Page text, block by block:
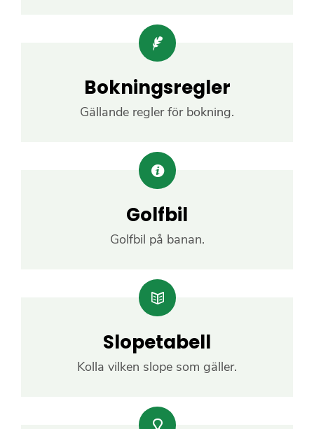
Bokningsregler
Gällande regler för bokning.
Golfbil
Golfbil på banan.
Slopetabell
Kolla vilken slope som gäller.